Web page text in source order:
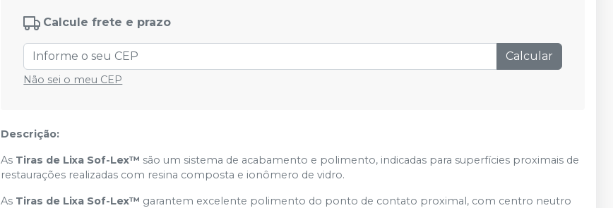
Calcule frete e prazo
Calcular
Não sei o meu CEP
Descrição:
As Tiras de Lixa Sof-Lex™ são um sistema de acabamento e polimento, indicadas para superfícies proximais de
restaurações realizadas com resina composta e ionômero de vidro.
As Tiras de Lixa Sof-Lex™ garantem excelente polimento do ponto de contato proximal, com centro neutro